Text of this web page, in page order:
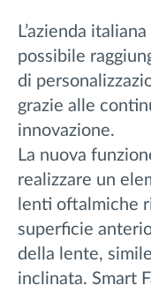
L’azienda
possibile
di
grazie alle
innovazione.
La nuova
realizzare un
lenti oftalmiche
superficie
della lente,
inclinata. Smart